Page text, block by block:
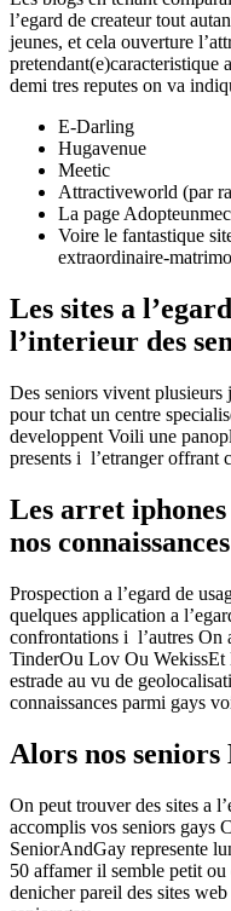
l’egard de createur tout
jeunes, et cela ouverture
pretendant(e)caracteristique
demi tres reputes on va
E-Darling
Hugavenue
Meetic
Attractiveworld (par
La page Adopteunmec
Voire le fantastique
extraordinaire-
Les sites a
l’interieur des
Des seniors vivent plusieurs
pour tchat un centre
developpent Voili une
presents i l’etranger offrant
Les arret
nos
Prospection a l’egard de
quelques application a
confrontations i l’autres On
TinderOu Lov Ou WekissEt
estrade au vu de
connaissances parmi gays
Alors nos
On peut trouver des sites a
accomplis vos seniors gays
SeniorAndGay represente
50 affamer il semble petit
denicher pareil des sites